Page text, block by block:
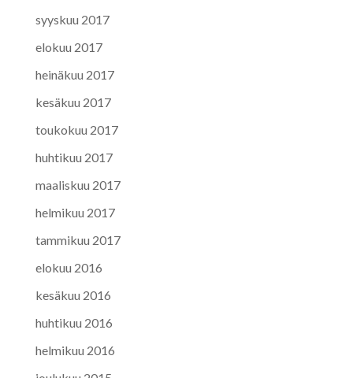
syyskuu 2017
elokuu 2017
heinäkuu 2017
kesäkuu 2017
toukokuu 2017
huhtikuu 2017
maaliskuu 2017
helmikuu 2017
tammikuu 2017
elokuu 2016
kesäkuu 2016
huhtikuu 2016
helmikuu 2016